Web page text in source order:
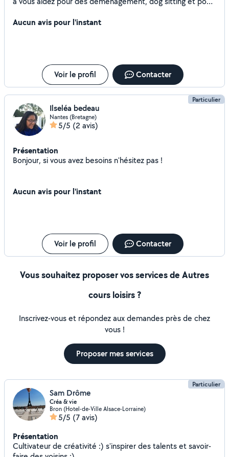
attentes et me montre serviable.
Aucun avis pour l'instant
Voir le profil Contacter
Particulier
Ilseléa bedeau
Nantes (Bretagne)
5/5 (2 avis)
Présentation
Bonjour, si vous avez besoins n'hésitez pas !
Aucun avis pour l'instant
Voir le profil Contacter
Vous souhaitez proposer vos services de Autres
cours loisirs ?
Inscrivez-vous et répondez aux demandes près de chez
vous !
Proposer mes services
Particulier
Sam Drôme
Créa & vie
Bron (Hotel-de-Ville Alsace-Lorraine)
5/5 (7 avis)
Présentation
Cultivateur de créativité :) s'inspirer des talents et savoir-